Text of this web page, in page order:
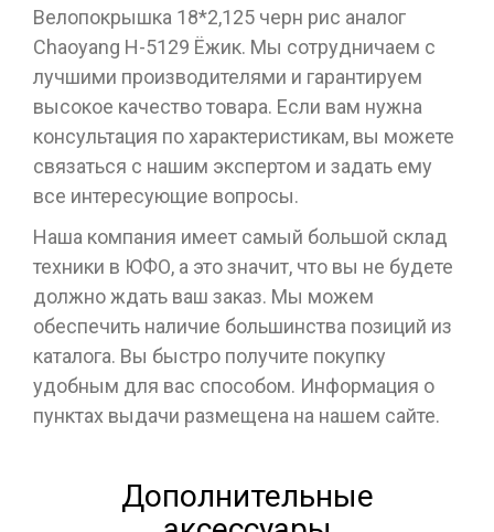
Велопокрышка 18*2,125 черн рис аналог
Chaoyang Н-5129 Ёжик. Мы сотрудничаем с
лучшими производителями и гарантируем
высокое качество товара. Если вам нужна
консультация по характеристикам, вы можете
связаться с нашим экспертом и задать ему
все интересующие вопросы.
Наша компания имеет самый большой склад
техники в ЮФО, а это значит, что вы не будете
должно ждать ваш заказ. Мы можем
обеспечить наличие большинства позиций из
каталога. Вы быстро получите покупку
удобным для вас способом. Информация о
пунктах выдачи размещена на нашем сайте.
Дополнительные